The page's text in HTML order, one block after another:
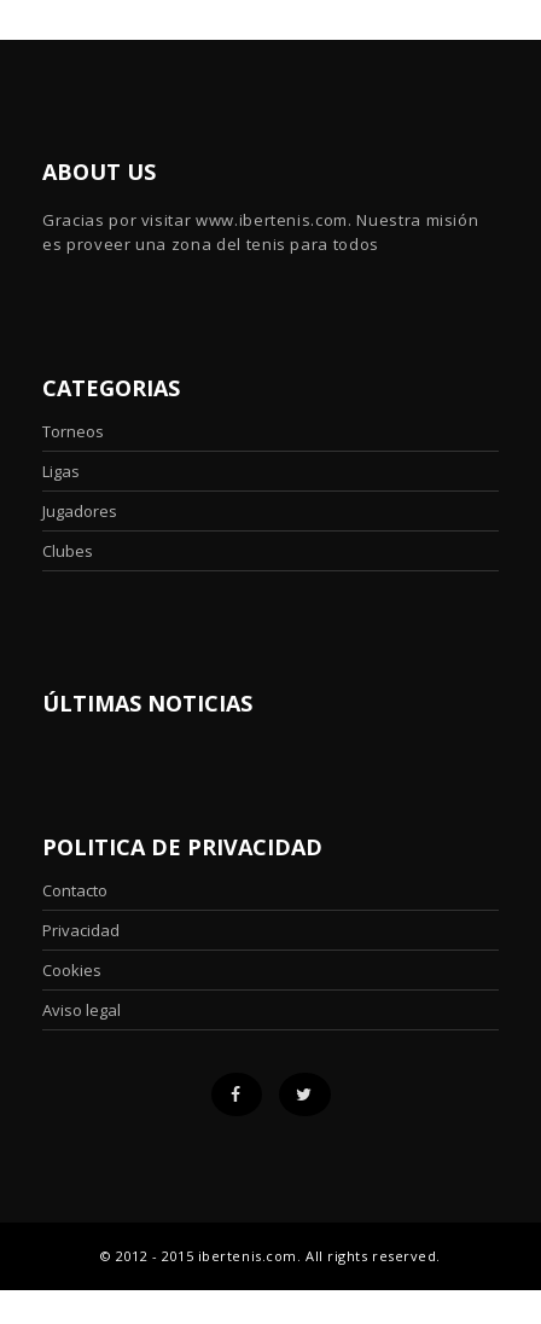
ABOUT US
Gracias por visitar www.ibertenis.com. Nuestra misión
es proveer una zona del tenis para todos
CATEGORIAS
Torneos
Ligas
Jugadores
Clubes
ÚLTIMAS NOTICIAS
POLITICA DE PRIVACIDAD
Contacto
Privacidad
Cookies
Aviso legal
© 2012 - 2015 ibertenis.com. All rights reserved.